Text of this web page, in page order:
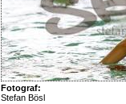
Fotograf:
Stefan Bösl